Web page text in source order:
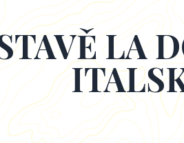
LA